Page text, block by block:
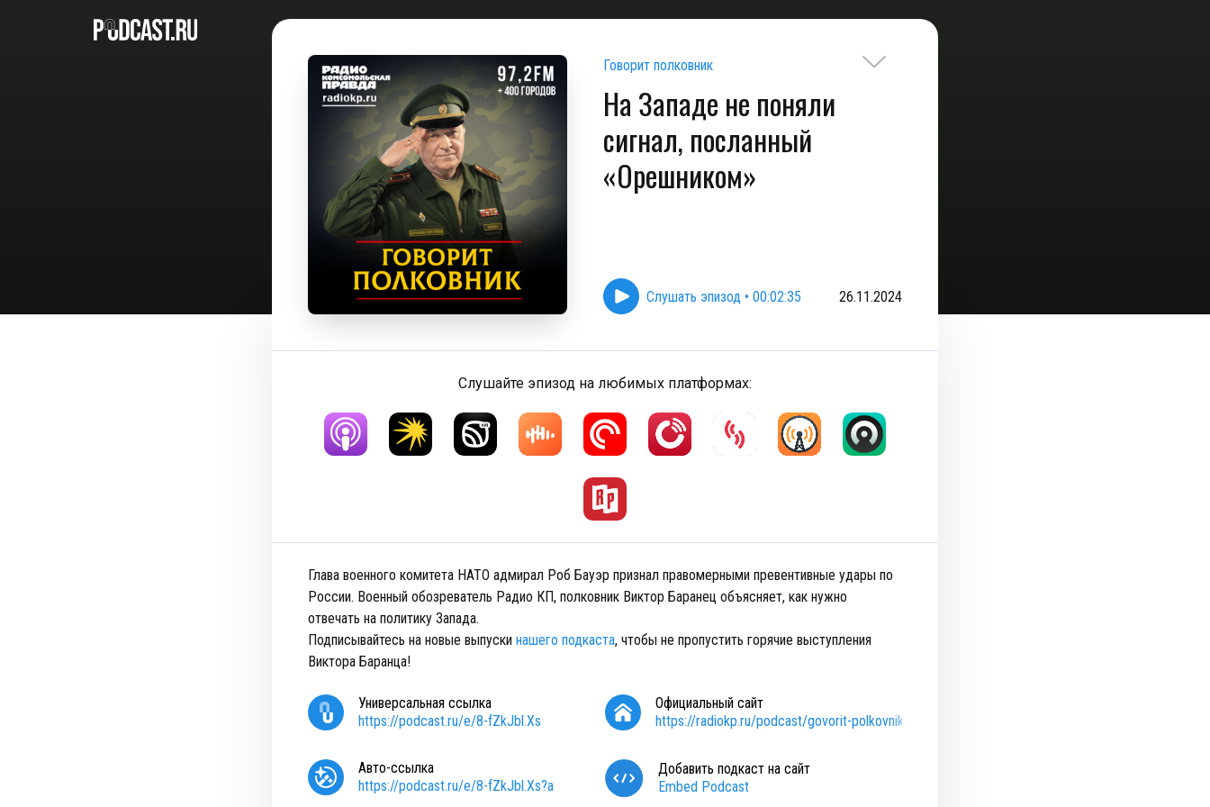
Говорит полковник
На Западе не поняли
сигнал, посланный
«Орешником»
Слушать эпизод • 00:02:35 26.11.2024
Слушайте эпизод на любимых платформах:
Глава военного комитета НАТО адмирал Роб Бауэр признал правомерными превентивные удары по
России. Военный обозреватель Радио КП, полковник Виктор Баранец объясняет, как нужно
отвечать на политику Запада.
Подписывайтесь на новые выпуски нашего подкаста, чтобы не пропустить горячие выступления
Виктора Баранца!
Универсальная ссылка
https://podcast.ru/e/8-fZkJbl.Xs
Официальный сайт
https://radiokp.ru/podcast/govorit-polkovnik
Авто-ссылка
https://podcast.ru/e/8-fZkJbl.Xs?a
Добавить подкаст на сайт
Embed Podcast